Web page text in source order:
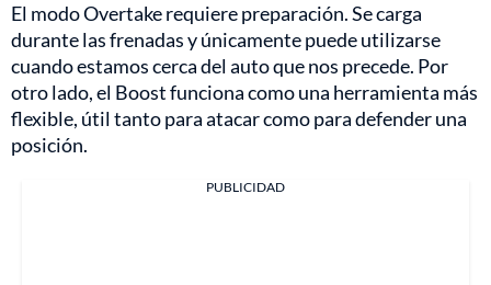
El modo Overtake requiere preparación. Se carga
durante las frenadas y únicamente puede utilizarse
cuando estamos cerca del auto que nos precede. Por
otro lado, el Boost funciona como una herramienta más
flexible, útil tanto para atacar como para defender una
posición.
PUBLICIDAD